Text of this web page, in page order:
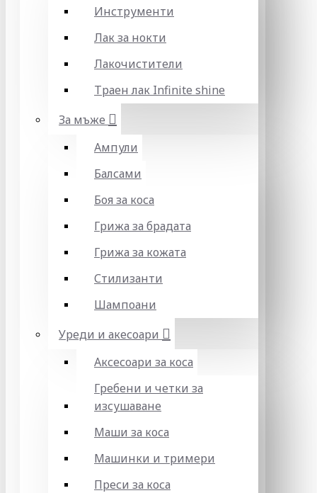
Инструменти
Лак за нокти
Лакочистители
Траен лак Infinite shine
За мъже
Ампули
Балсами
Боя за коса
Грижа за брадата
Грижа за кожата
Стилизанти
Шампоани
Уреди и акесоари
Аксесоари за коса
Гребени и четки за
изсушаване
Маши за коса
Машинки и тримери
Преси за коса